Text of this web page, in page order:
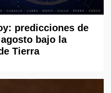
predicciones de
bajo la
Tierra